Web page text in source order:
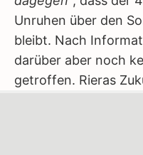
Unruhen über den
bleibt. Nach
darüber aber noch
getroffen. Rieras